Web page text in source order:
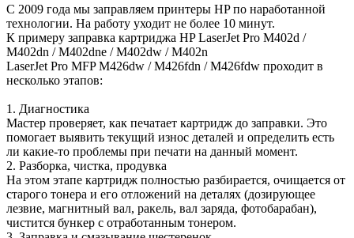
С 2009 года мы заправляем принтеры HP по наработанной
технологии. На работу уходит не более 10 минут.
К примеру заправка картриджа HP LaserJet Pro M402d /
M402dn / M402dne / M402dw / M402n
LaserJet Pro MFP M426dw / M426fdn / M426fdw проходит в
несколько этапов:
1. Диагностика
Мастер проверяет, как печатает картридж до заправки. Это
помогает выявить текущий износ деталей и определить есть
ли какие-то проблемы при печати на данный момент.
2. Разборка, чистка, продувка
На этом этапе картридж полностью разбирается, очищается от
старого тонера и его отложений на деталях (дозирующее
лезвие, магнитный вал, ракель, вал заряда, фотобарабан),
чистится бункер с отработанным тонером.